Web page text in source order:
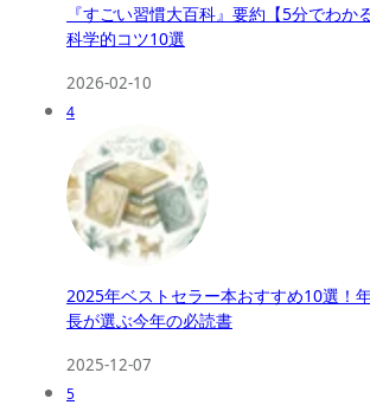
『すごい習慣大百科』要約【5分でわか
科学的コツ10選
2026-02-10
4
2025年ベストセラー本おすすめ10選！
長が選ぶ今年の必読書
2025-12-07
5